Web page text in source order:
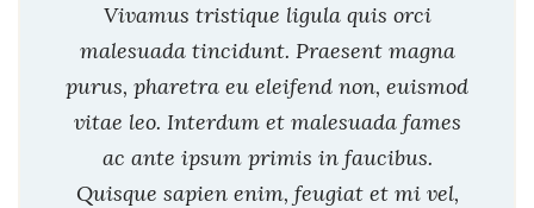
Vivamus tristique ligula quis orci
malesuada tincidunt. Praesent magna
purus, pharetra eu eleifend non, euismod
vitae leo. Interdum et malesuada fames
ac ante ipsum primis in faucibus.
Quisque sapien enim, feugiat et mi vel,